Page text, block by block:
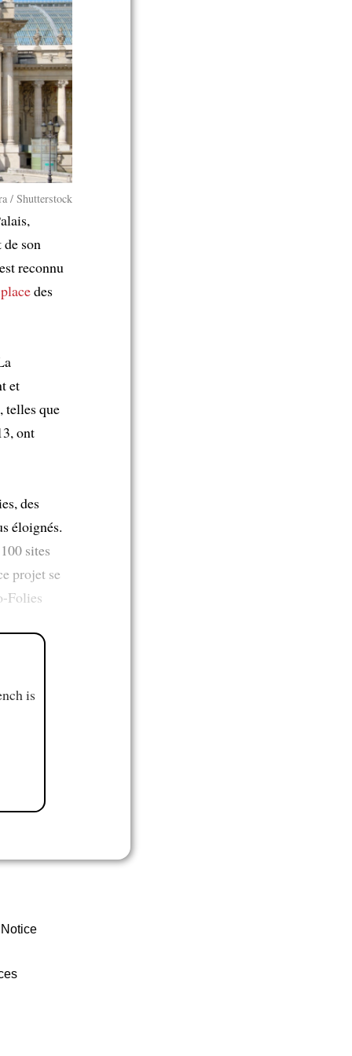
/ Shutterstock
son
reconnu
des
et
, telles que
ont
des
éloignés.
sites
projet se
Folies
is